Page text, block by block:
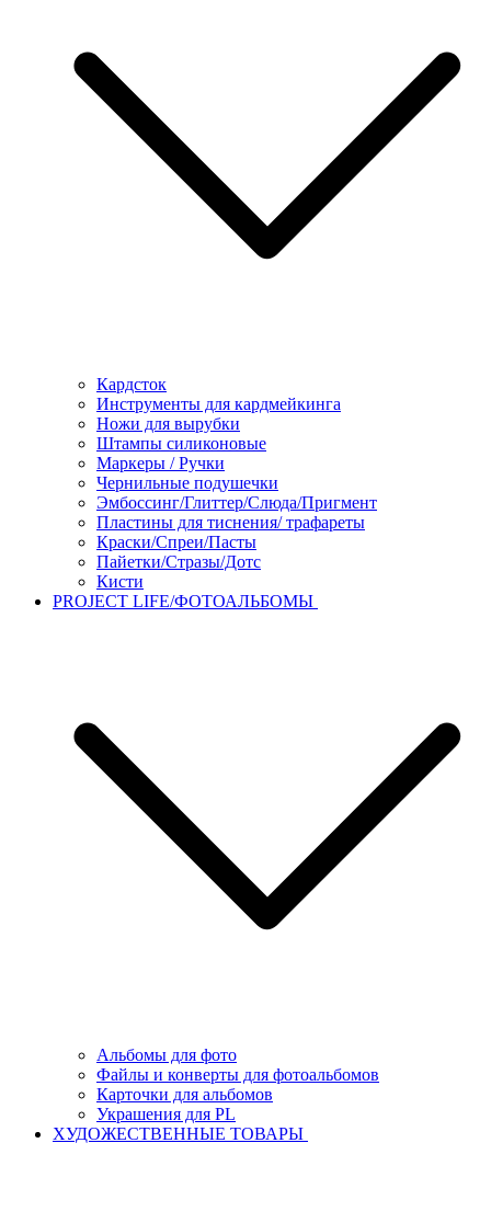
Кардсток
Инструменты для кардмейкинга
Ножи для вырубки
Штампы силиконовые
Маркеры / Ручки
Чернильные подушечки
Эмбоссинг/Глиттер/Слюда/Пригмент
Пластины для тиснения/ трафареты
Краски/Спреи/Пасты
Пайетки/Стразы/Дотс
Кисти
PROJECT LIFE/ФОТОАЛЬБОМЫ
Альбомы для фото
Файлы и конверты для фотоальбомов
Карточки для альбомов
Украшения для PL
ХУДОЖЕСТВЕННЫЕ ТОВАРЫ